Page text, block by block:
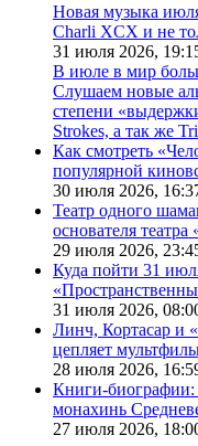
Новая музыка
Charli XCX и не
31 июля 2026,
В июле в мир
Слушаем новые
степени
Strokes, а так же
Как смотреть
популярной
30 июля 2026,
Театр одного
основателя
29 июля 2026,
Куда пойти 31
31 июля 2026,
Линч, Кортасар и
цепляет
28 июля 2026,
Книги-биографии:
монахинь
27 июля 2026,